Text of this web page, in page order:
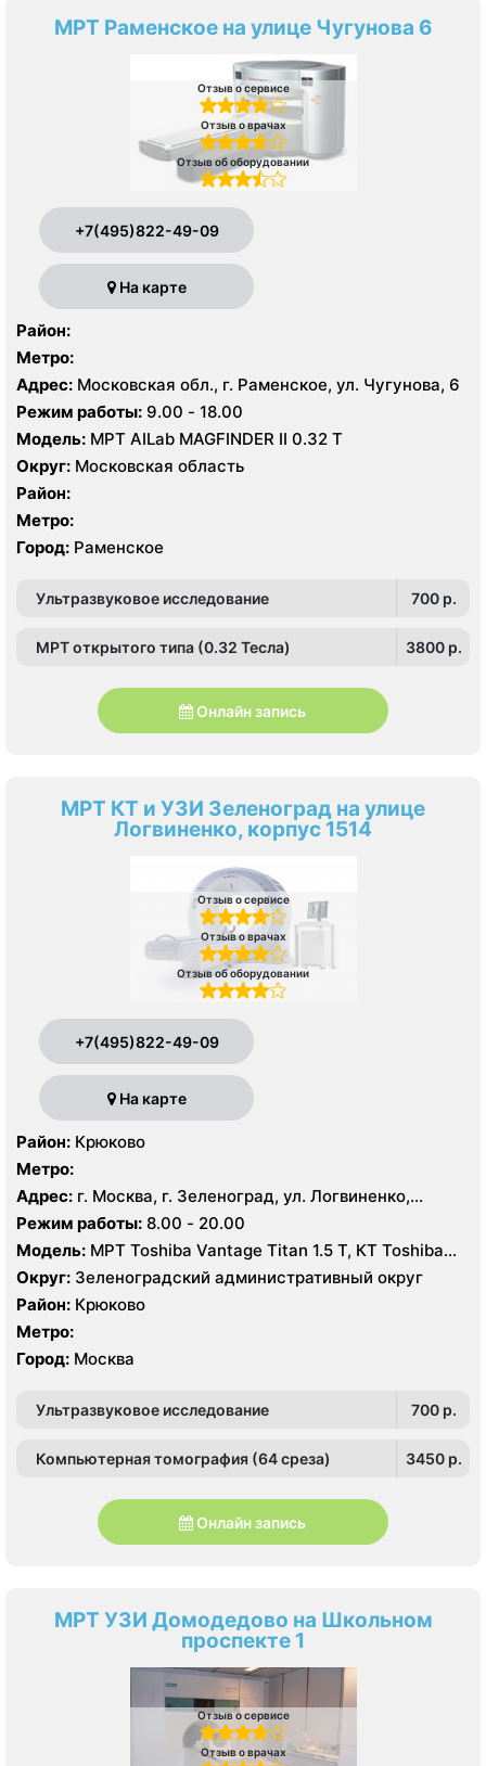
МРТ Раменское на улице Чугунова 6
Отзыв о сервисе
Отзыв о врачах
Отзыв об оборудовании
+7(495)822-49-09
На карте
Район:
Метро:
Адрес: Московская обл., г. Раменское, ул. Чугунова, 6
Режим работы: 9.00 - 18.00
Модель: МРТ AILab MAGFINDER II 0.32 Т
Округ: Московская область
Район:
Метро:
Город: Раменское
Ультразвуковое исследование 700 p.
МРТ открытого типа (0.32 Тесла) 3800 p.
Онлайн запись
МРТ КТ и УЗИ Зеленоград на улице
Логвиненко, корпус 1514
Отзыв о сервисе
Отзыв о врачах
Отзыв об оборудовании
+7(495)822-49-09
На карте
Район: Крюково
Метро:
Адрес: г. Москва, г. Зеленоград, ул. Логвиненко,
корпус 1514
Режим работы: 8.00 - 20.00
Модель: МРТ Toshiba Vantage Titan 1.5 Т, КТ Toshiba
Aquilion Prime CXL 32 среза, УЗИ Toshiba Aplio 500
Округ: Зеленоградский административный округ
Район: Крюково
Метро:
Город: Москва
Ультразвуковое исследование 700 p.
Компьютерная томография (64 среза) 3450 p.
Онлайн запись
МРТ УЗИ Домодедово на Школьном
проспекте 1
Отзыв о сервисе
Отзыв о врачах